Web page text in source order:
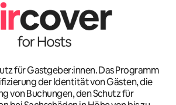
für Gastgeber:innen. Das Programm
der Identität von Gästen, die
von Buchungen, den Schutz für